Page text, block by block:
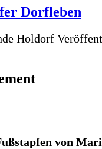
Dorfleben
Holdorf
von